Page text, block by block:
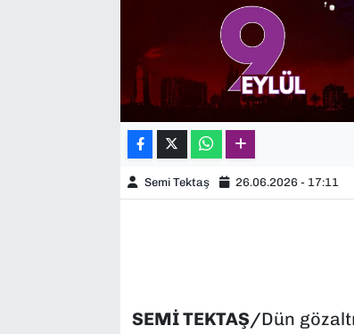
Semi Tektaş 26.06.2026 - 17:11
SEMİ TEKTAŞ/Dün